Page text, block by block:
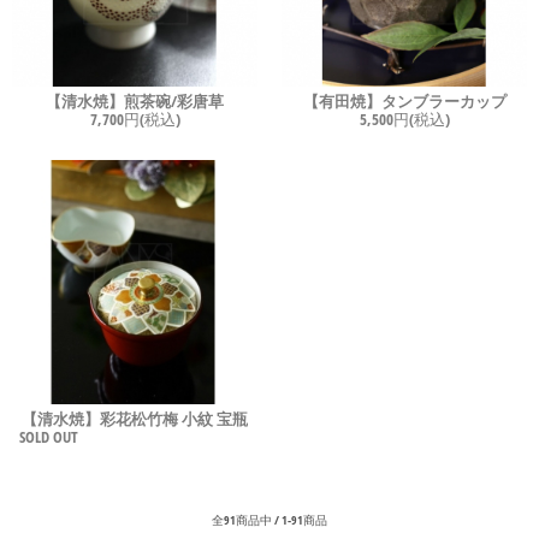
【清水焼】煎茶碗/彩唐草
7,700円(税込)
【有田焼】タンブラーカップ
5,500円(税込)
【清水焼】彩花松竹梅 小紋 宝瓶
SOLD OUT
全91商品中 / 1-91商品